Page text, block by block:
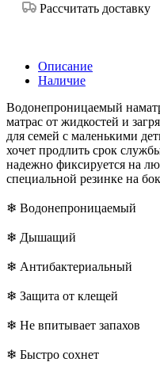
Рассчитать доставку
Описание
Наличие
Водонепроницаемый
матрас от жидкостей и
для семей с маленькими
хочет продлить срок
надежно фиксируется на
специальной резинке на
❄ Водонепроницаемый
❄ Дышащий
❄ Антибактериальный
❄ Защита от клещей
❄ Не впитывает запахов
❄ Быстро сохнет